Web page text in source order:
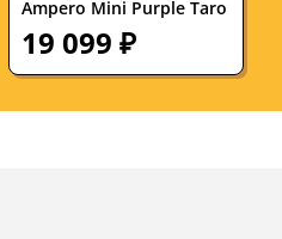
Ampero Mini Purple Taro
19 099 ₽